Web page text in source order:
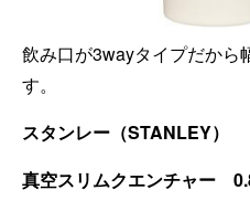
飲み口が3wayタイプだから
す。
スタンレー（STANLEY）
真空スリムクエンチャー